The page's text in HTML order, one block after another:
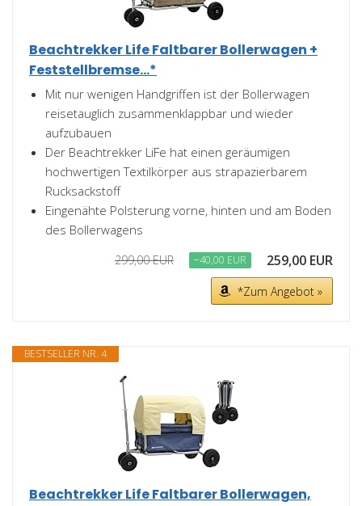
Beachtrekker Life Faltbarer Bollerwagen +
Feststellbremse...*
Mit nur wenigen Handgriffen ist der Bollerwagen
reisetauglich zusammenklappbar und wieder
aufzubauen
Der Beachtrekker LiFe hat einen geräumigen
hochwertigen Textilkörper aus strapazierbarem
Rucksackstoff
Eingenähte Polsterung vorne, hinten und am Boden
des Bollerwagens
299,00 EUR −40,00 EUR 259,00 EUR
*Zum Angebot »
BESTSELLER NR. 4
Beachtrekker Life Faltbarer Bollerwagen,